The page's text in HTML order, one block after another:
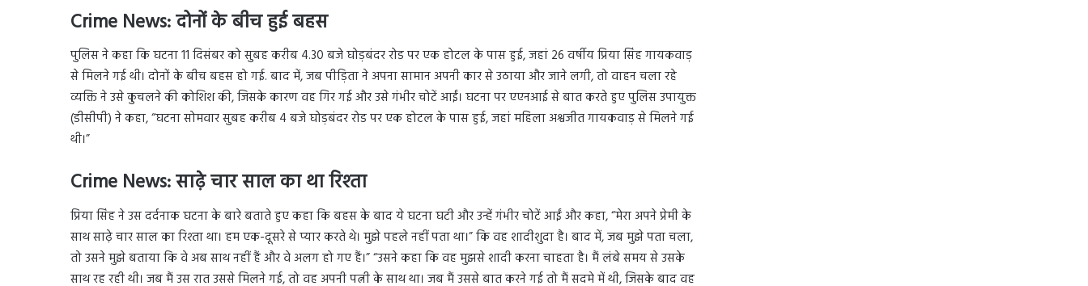
Crime News:दोनों के बीच हुई बहस
पुलिस ने कहा कि घटना 11 दिसंबर को सुबह करीब 4.30 बजे घोड़बंदर रोड पर एक होटल के पास हुई, जहां 26 वर्षीय प्रिया सिंह गायकवाड़
से मिलने गई थी। दोनों के बीच बहस हो गई. बाद में, जब पीड़िता ने अपना सामान अपनी कार से उठाया और जाने लगी, तो वाहन चला रहे
व्यक्ति ने उसे कुचलने की कोशिश की, जिसके कारण वह गिर गई और उसे गंभीर चोटें आईं। घटना पर एएनआई से बात करते हुए पुलिस उपायुक्त
(डीसीपी) ने कहा, “घटना सोमवार सुबह करीब 4 बजे घोड़बंदर रोड पर एक होटल के पास हुई, जहां महिला अश्वजीत गायकवाड़ से मिलने गई
थी।”
Crime News:साढ़े चार साल का था रिश्ता
प्रिया सिंह ने उस दर्दनाक घटना के बारे बताते हुए कहा कि बहस के बाद ये घटना घटी और उन्हें गंभीर चोटें आईं और कहा, “मेरा अपने प्रेमी के
साथ साढ़े चार साल का रिश्ता था। हम एक-दूसरे से प्यार करते थे। मुझे पहले नहीं पता था।” कि वह शादीशुदा है। बाद में, जब मुझे पता चला,
तो उसने मुझे बताया कि वे अब साथ नहीं हैं और वे अलग हो गए हैं।” “उसने कहा कि वह मुझसे शादी करना चाहता है। मैं लंबे समय से उसके
साथ रह रही थी। जब मैं उस रात उससे मिलने गई, तो वह अपनी पत्नी के साथ था। जब मैं उससे बात करने गई तो मैं सदमे में थी, जिसके बाद वह